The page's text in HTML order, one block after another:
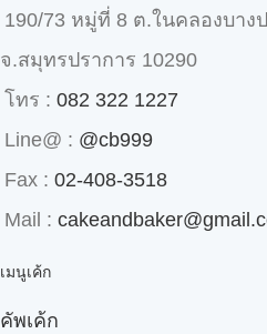
190/73 หมู่ที่ 8 ต.ในคลองบาง
จ.สมุทรปราการ 10290
โทร : 082 322 1227
Line@ : @cb999
Fax : 02-408-3518
Mail :
เมนูเค้ก
คัพเค้ก